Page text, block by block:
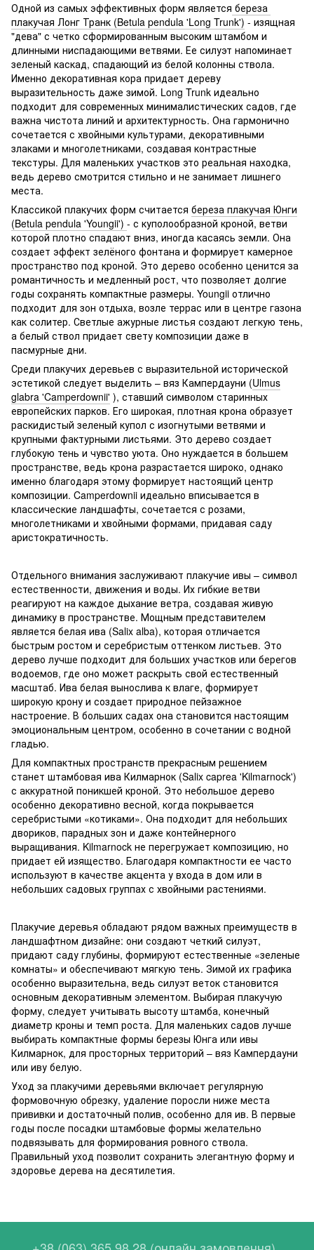
Одной из самых эффективных форм является береза ​​
плакучая Лонг Транк (Betula pendula 'Long Trunk') - изящная
"дева" с четко сформированным высоким штамбом и
длинными ниспадающими ветвями. Ее силуэт напоминает
зеленый каскад, спадающий из белой колонны ствола.
Именно декоративная кора придает дереву
выразительность даже зимой. Long Trunk идеально
подходит для современных минималистических садов, где
важна чистота линий и архитектурность. Она гармонично
сочетается с хвойными культурами, декоративными
злаками и многолетниками, создавая контрастные
текстуры. Для маленьких участков это реальная находка,
ведь дерево смотрится стильно и не занимает лишнего
места.
Классикой плакучих форм считается береза ​​плакучая Юнги
(Betula pendula 'Youngii') - с куполообразной кроной, ветви
которой плотно спадают вниз, иногда касаясь земли. Она
создает эффект зелёного фонтана и формирует камерное
пространство под кроной. Это дерево особенно ценится за
романтичность и медленный рост, что позволяет долгие
годы сохранять компактные размеры. Youngii отлично
подходит для зон отдыха, возле террас или в центре газона
как солитер. Светлые ажурные листья создают легкую тень,
а белый ствол придает свету композиции даже в
пасмурные дни.
Среди плакучих деревьев с выразительной исторической
эстетикой следует выделить – вяз Кампердауни (Ulmus
glabra 'Camperdownii' ), ставший символом старинных
европейских парков. Его широкая, плотная крона образует
раскидистый зеленый купол с изогнутыми ветвями и
крупными фактурными листьями. Это дерево создает
глубокую тень и чувство уюта. Оно нуждается в большем
пространстве, ведь крона разрастается широко, однако
именно благодаря этому формирует настоящий центр
композиции. Camperdownii идеально вписывается в
классические ландшафты, сочетается с розами,
многолетниками и хвойными формами, придавая саду
аристократичность.
Отдельного внимания заслуживают плакучие ивы – символ
естественности, движения и воды. Их гибкие ветви
реагируют на каждое дыхание ветра, создавая живую
динамику в пространстве. Мощным представителем
является белая ива (Salix alba), которая отличается
быстрым ростом и серебристым оттенком листьев. Это
дерево лучше подходит для больших участков или берегов
водоемов, где оно может раскрыть свой естественный
масштаб. Ива белая вынослива к влаге, формирует
широкую крону и создает природное пейзажное
настроение. В больших садах она становится настоящим
эмоциональным центром, особенно в сочетании с водной
гладью.
Для компактных пространств прекрасным решением
станет штамбовая ива Килмарнок (Salix caprea 'Kilmarnock')
с аккуратной поникшей кроной. Это небольшое дерево
особенно декоративно весной, когда покрывается
серебристыми «котиками». Она подходит для небольших
двориков, парадных зон и даже контейнерного
выращивания. Kilmarnock не перегружает композицию, но
придает ей изящество. Благодаря компактности ее часто
используют в качестве акцента у входа в дом или в
небольших садовых группах с хвойными растениями.
Плакучие деревья обладают рядом важных преимуществ в
ландшафтном дизайне: они создают четкий силуэт,
придают саду глубины, формируют естественные «зеленые
комнаты» и обеспечивают мягкую тень. Зимой их графика
особенно выразительна, ведь силуэт веток становится
основным декоративным элементом. Выбирая плакучую
форму, следует учитывать высоту штамба, конечный
диаметр кроны и темп роста. Для маленьких садов лучше
выбирать компактные формы березы Юнга или ивы
Килмарнок, для просторных территорий – вяз Кампердауни
или иву белую.
Уход за плакучими деревьями включает регулярную
формовочную обрезку, удаление поросли ниже места
прививки и достаточный полив, особенно для ив. В первые
годы после посадки штамбовые формы желательно
подвязывать для формирования ровного ствола.
Правильный уход позволит сохранить элегантную форму и
здоровье дерева на десятилетия.